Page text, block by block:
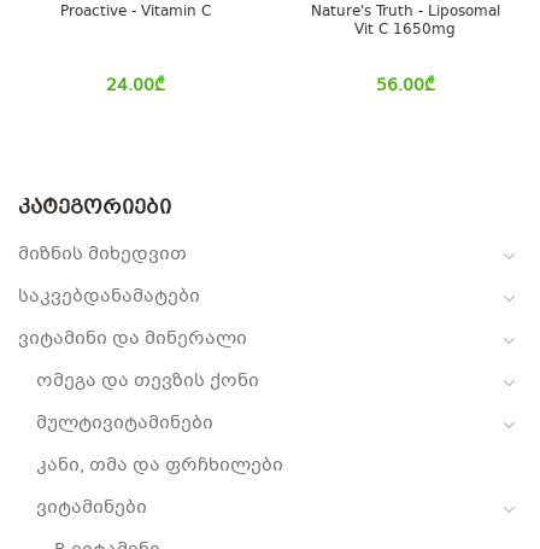
ᲙᲐᲢᲔᲒᲝᲠᲘᲔᲑᲘ
მიზნის მიხედვით
საკვებდანამატები
ვიტამინი და მინერალი
ომეგა და თევზის ქონი
მულტივიტამინები
კანი, თმა და ფრჩხილები
ვიტამინები
Proactive - Vitamin C
24.00₾
Nature's Truth - Liposomal
Vit C 1650mg
56.00₾